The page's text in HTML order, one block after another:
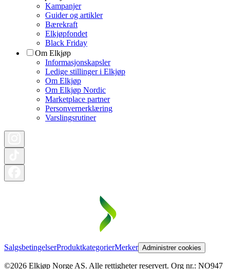
Kampanjer
Guider og artikler
Bærekraft
Elkjøpfondet
Black Friday
Om Elkjøp
Informasjonskapsler
Ledige stillinger i Elkjøp
Om Elkjøp
Om Elkjøp Nordic
Marketplace partner
Personvernerklæring
Varslingsrutiner
SalgsbetingelserProduktkategorierMerker Administrer cookies
©2026 Elkjøp Norge AS. Alle rettigheter reservert. Org nr.: NO947